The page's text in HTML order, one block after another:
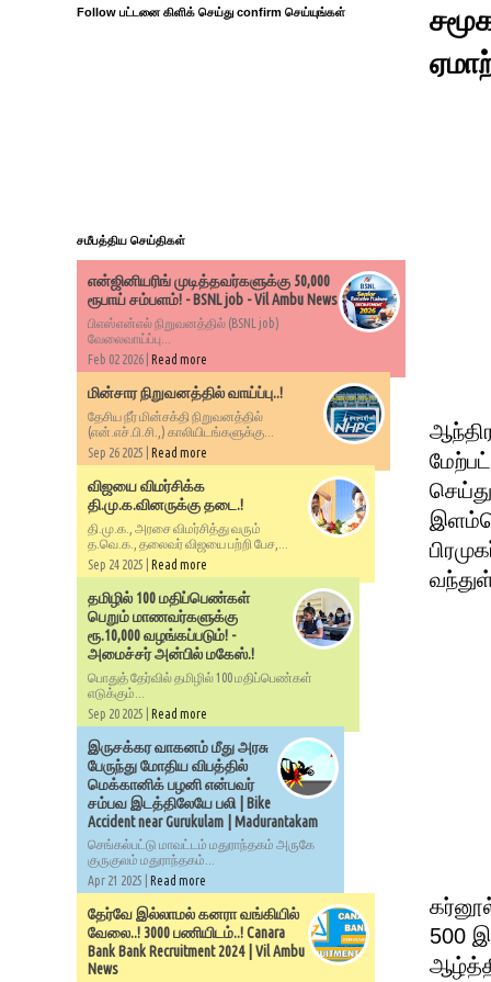
500
Follow பட்டனை கிளிக் செய்து confirm செய்யுங்கள்
சமீபத்திய செய்திகள்
என்ஜினியரிங் முடித்தவர்களுக்கு 50,000
ரூபாய் சம்பளம்! - BSNL job - Vil Ambu News
பிஎஸ்என்எல் நிறுவனத்தில் (BSNL job)
வேலைவாய்ப்பு...
Feb 02 2026 | Read more
மின்சார நிறுவனத்தில் வாய்ப்பு..!
தேசிய நீர் மின்சக்தி நிறுவனத்தில்
(என்.எச்.பி.சி.,) காலியிடங்களுக்கு...
Sep 26 2025 | Read more
விஜயை விமர்சிக்க
தி.மு.க.வினருக்கு தடை.!
தி.மு.க., அரசை விமர்சித்து வரும்
த.வெ.க., தலைவர் விஜயை பற்றி பேச,...
Sep 24 2025 | Read more
தமிழில் 100 மதிப்பெண்கள்
பெறும் மாணவர்களுக்கு
ரூ.10,000 வழங்கப்படும்! -
அமைச்சர் அன்பில் மகேஸ்.!
பொதுத் தேர்வில் தமிழில் 100 மதிப்பெண்கள்
எடுக்கும்...
Sep 20 2025 | Read more
இருசக்கர வாகனம் மீது அரசு
பேருந்து மோதிய விபத்தில்
மெக்கானிக் பழனி என்பவர்
சம்பவ இடத்திலேயே பலி | Bike
Accident near Gurukulam | Madurantakam
செங்கல்பட்டு மாவட்டம் மதுராந்தகம் அருகே
குருகுலம் மதுராந்தகம்...
Apr 21 2025 | Read more
தேர்வே இல்லாமல் கனரா வங்கியில்
வேலை..! 3000 பணியிடம்..! Canara
Bank Bank Recruitment 2024 | Vil Ambu
News